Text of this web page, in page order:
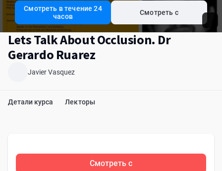
Смотреть в течение 24
часов
Смотреть с
Lets Talk About Occlusion. Dr
Gerardo Ruarez
Javier Vasquez
Детали курса Лекторы
Смотреть с